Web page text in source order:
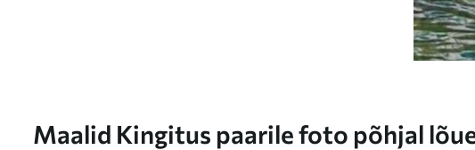
Maalid Kingitus paarile foto põhjal